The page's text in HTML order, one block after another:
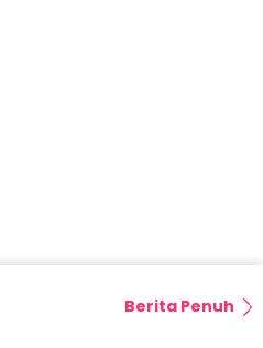
Berita Penuh